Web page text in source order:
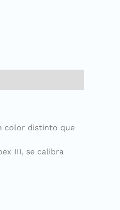
color distinto que
III, se calibra